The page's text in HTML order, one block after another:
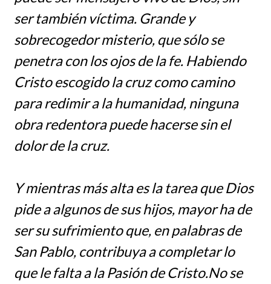
ser también víctima. Grande y
sobrecogedor misterio, que sólo se
penetra con los ojos de la fe. Habiendo
Cristo escogido la cruz como camino
para redimir a la humanidad, ninguna
obra redentora puede hacerse sin el
dolor de la cruz.
Y mientras más alta es la tarea que Dios
pide a algunos de sus hijos, mayor ha de
ser su sufrimiento que, en palabras de
San Pablo, contribuya a completar lo
que le falta a la Pasión de Cristo.No se